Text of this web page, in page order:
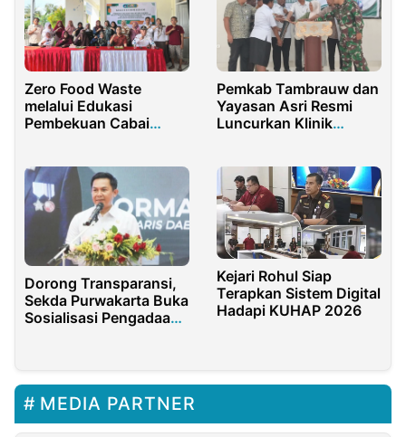
Zero Food Waste
melalui Edukasi
Pembekuan Cabai
Kabupaten Bone
Bolango
Pemkab Tambrauw dan
Yayasan Asri Resmi
Luncurkan Klinik
Dorong Transparansi,
Sekda Purwakarta Buka
Sosialisasi Pengadaan
Kejari Rohul Siap
Terapkan Sistem Digital
Hadapi KUHAP 2026
MEDIA PARTNER